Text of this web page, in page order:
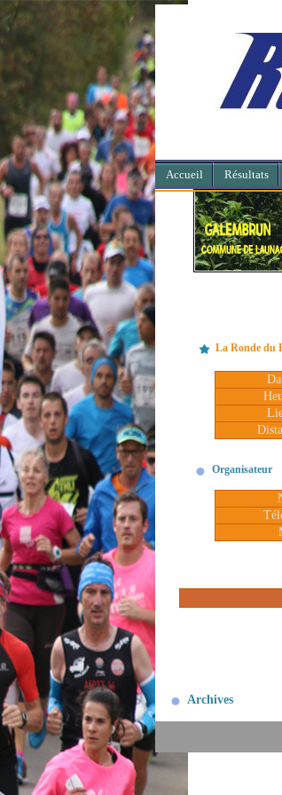
Accueil Résultats
La Ronde du
Organisateur
Archives